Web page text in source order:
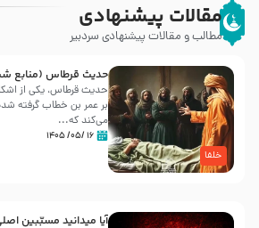
مقالات پیشنهادی
مطالب و مقالات پیشنهادی سردبیر
خلفا
حدیث قرطاس (منابع
حدیث قرطاس، یکی از
بر عمر بن خطاب گرفته
می‌کند که...
۱۶ /۰۵/ ۱۴۰۵
آیا میدانید مسبّبین